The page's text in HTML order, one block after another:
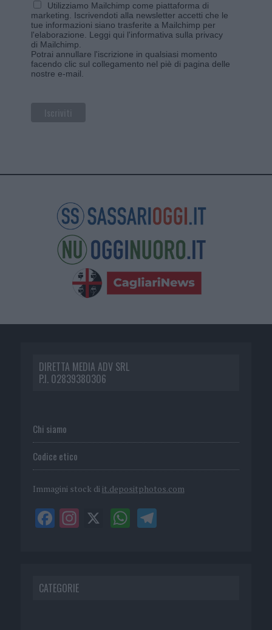
Utilizziamo Mailchimp come piattaforma di
marketing. Iscrivendoti alla newsletter accetti che le
tue informazioni siano trasferite a Mailchimp per
l'elaborazione. Leggi qui l'informativa sulla privacy
di Mailchimp.
Potrai annullare l'iscrizione in qualsiasi momento
facendo clic sul collegamento nel piè di pagina delle
nostre e-mail.
DIRETTA MEDIA ADV SRL
P.I. 02839380306
Chi siamo
Codice etico
Immagini stock di it.depositphotos.com
CATEGORIE